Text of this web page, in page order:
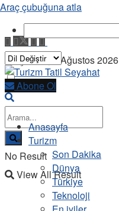
Perşembe, 6 Ağustos 2026
No Result
View All Result
Abone Ol
Anasayfa
Turizm
Son Dakika
Dünya
Türkiye
Teknoloji
Araç çubuğuna atla